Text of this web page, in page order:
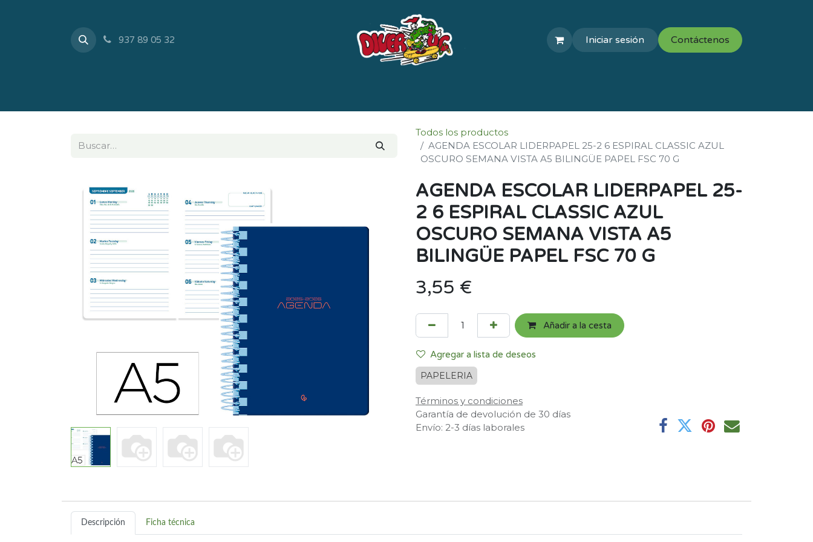
937 89 05 32 Iniciar sesión Contáctenos
Todos los productos
AGENDA ESCOLAR LIDERPAPEL 25-2 6 ESPIRAL CLASSIC AZUL
OSCURO SEMANA VISTA A5 BILINGÜE PAPEL FSC 70 G
AGENDA ESCOLAR LIDERPAPEL 25-
2 6 ESPIRAL CLASSIC AZUL
OSCURO SEMANA VISTA A5
BILINGÜE PAPEL FSC 70 G
3,55 €
Añadir a la cesta
Agregar a lista de deseos
PAPELERIA
Términos y condiciones
Garantía de devolución de 30 días
Envío: 2-3 días laborales
Descripción Ficha técnica